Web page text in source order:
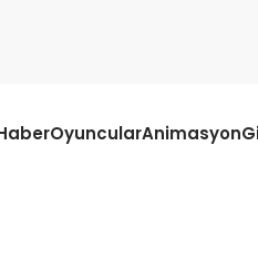
OyuncularAnimasyon